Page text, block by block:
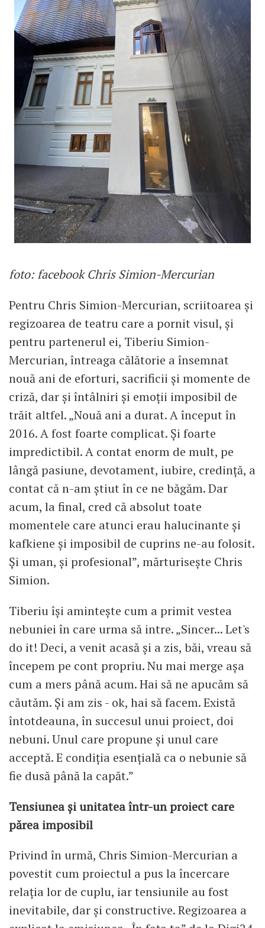
foto: facebook Chris Simion-Mercurian
Pentru Chris Simion-Mercurian, scriitoarea și
regizoarea de teatru care a pornit visul, și
pentru partenerul ei, Tiberiu Simion-
Mercurian, întreaga călătorie a însemnat
nouă ani de eforturi, sacrificii și momente de
criză, dar și întâlniri și emoții imposibil de
trăit altfel. „Nouă ani a durat. A început în
2016. A fost foarte complicat. Și foarte
impredictibil. A contat enorm de mult, pe
lângă pasiune, devotament, iubire, credință, a
contat că n-am știut în ce ne băgăm. Dar
acum, la final, cred că absolut toate
momentele care atunci erau halucinante și
kafkiene și imposibil de cuprins ne-au folosit.
Și uman, și profesional”, mărturisește Chris
Simion.
Tiberiu își amintește cum a primit vestea
nebuniei în care urma să intre. „Sincer... Let's
do it! Deci, a venit acasă și a zis, băi, vreau să
începem pe cont propriu. Nu mai merge așa
cum a mers până acum. Hai să ne apucăm să
căutăm. Și am zis - ok, hai să facem. Există
întotdeauna, în succesul unui proiect, doi
nebuni. Unul care propune și unul care
acceptă. E condiția esențială ca o nebunie să
fie dusă până la capăt.”
Tensiunea și unitatea într-un proiect care
părea imposibil
Privind în urmă, Chris Simion-Mercurian a
povestit cum proiectul a pus la încercare
relația lor de cuplu, iar tensiunile au fost
inevitabile, dar și constructive. Regizoarea a